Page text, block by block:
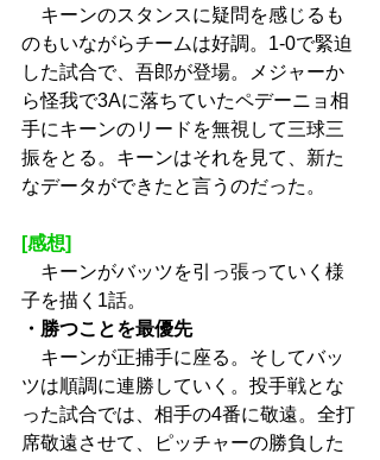
キーンのスタンスに疑問を感じるも
のもいながらチームは好調。1-0で緊迫
した試合で、吾郎が登場。メジャーか
ら怪我で3Aに落ちていたペデーニョ相
手にキーンのリードを無視して三球三
振をとる。キーンはそれを見て、新た
なデータができたと言うのだった。
[感想]
キーンがバッツを引っ張っていく様
子を描く1話。
・勝つことを最優先
キーンが正捕手に座る。そしてバッ
ツは順調に連勝していく。投手戦とな
った試合では、相手の4番に敬遠。全打
席敬遠させて、ピッチャーの勝負した